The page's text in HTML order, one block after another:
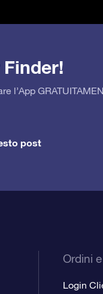
l’App
post
Ordini
Login